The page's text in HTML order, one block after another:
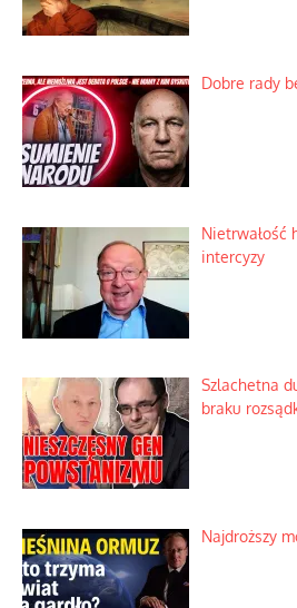
Dobre rady
Nietrwałość
intercyzy
Szlachetna
braku
Najdroższy